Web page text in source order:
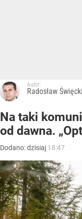
Autor:
Radosław Święcki
Na taki
od dawna.
Dodano:dzisiaj 18:47